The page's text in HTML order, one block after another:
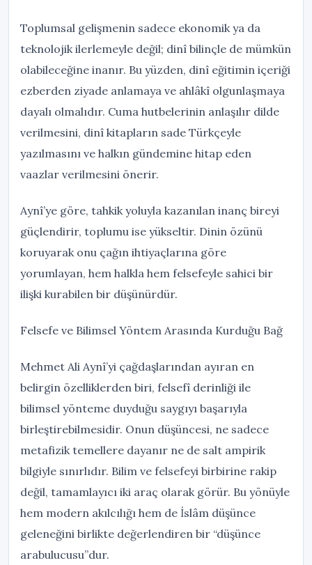
Toplumsal gelişmenin sadece ekonomik ya da
teknolojik ilerlemeyle değil; dinî bilinçle de mümkün
olabileceğine inanır. Bu yüzden, dinî eğitimin içeriği
ezberden ziyade anlamaya ve ahlâkî olgunlaşmaya
dayalı olmalıdır. Cuma hutbelerinin anlaşılır dilde
verilmesini, dinî kitapların sade Türkçeyle
yazılmasını ve halkın gündemine hitap eden
vaazlar verilmesini önerir.
Aynî’ye göre, tahkik yoluyla kazanılan inanç bireyi
güçlendirir, toplumu ise yükseltir. Dinin özünü
koruyarak onu çağın ihtiyaçlarına göre
yorumlayan, hem halkla hem felsefeyle sahici bir
ilişki kurabilen bir düşünürdür.
Felsefe ve Bilimsel Yöntem Arasında Kurduğu Bağ
Mehmet Ali Aynî’yi çağdaşlarından ayıran en
belirgin özelliklerden biri, felsefî derinliği ile
bilimsel yönteme duyduğu saygıyı başarıyla
birleştirebilmesidir. Onun düşüncesi, ne sadece
metafizik temellere dayanır ne de salt ampirik
bilgiyle sınırlıdır. Bilim ve felsefeyi birbirine rakip
değil, tamamlayıcı iki araç olarak görür. Bu yönüyle
hem modern akılcılığı hem de İslâm düşünce
geleneğini birlikte değerlendiren bir “düşünce
arabulucusu”dur.